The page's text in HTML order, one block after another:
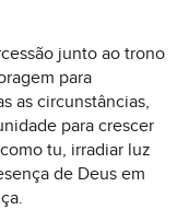
junto ao trono
para
as circunstâncias,
para crescer
tu, irradiar luz
de Deus em